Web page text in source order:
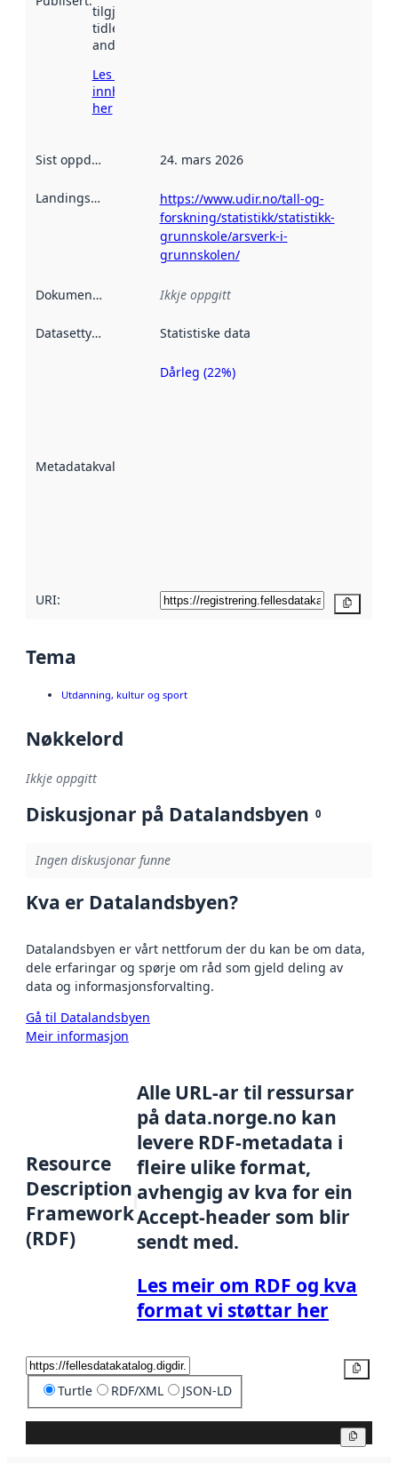
tilgjengeleg
tidlegare
andre stader.
Les meir om
innhenting
her
Sist oppdatert 24. mars 2026
Landingsside
https://www.udir.no/tall-og-
forskning/statistikk/statistikk-
grunnskole/arsverk-i-
grunnskolen/
Dokumentasjon Ikkje oppgitt
Datasettype Statistiske data
Metadatakvalitet
Metadatakvalitet
Dårleg (22%)
URI:
Tema
Utdanning, kultur og sport
Nøkkelord
Ikkje oppgitt
Diskusjonar på Datalandsbyen 0
Ingen diskusjonar funne
Kva er Datalandsbyen?
Datalandsbyen er vårt nettforum der du kan be om data,
dele erfaringar og spørje om råd som gjeld deling av
data og informasjonsforvalting.
Gå til Datalandsbyen
Meir informasjon
Resource
Description
Framework
(RDF)
Alle URL-ar til ressursar
på data.norge.no kan
levere RDF-metadata i
fleire ulike format,
avhengig av kva for ein
Accept-header som blir
sendt med.
Les meir om RDF og kva
format vi støttar her
Turtle RDF/XML JSON-LD